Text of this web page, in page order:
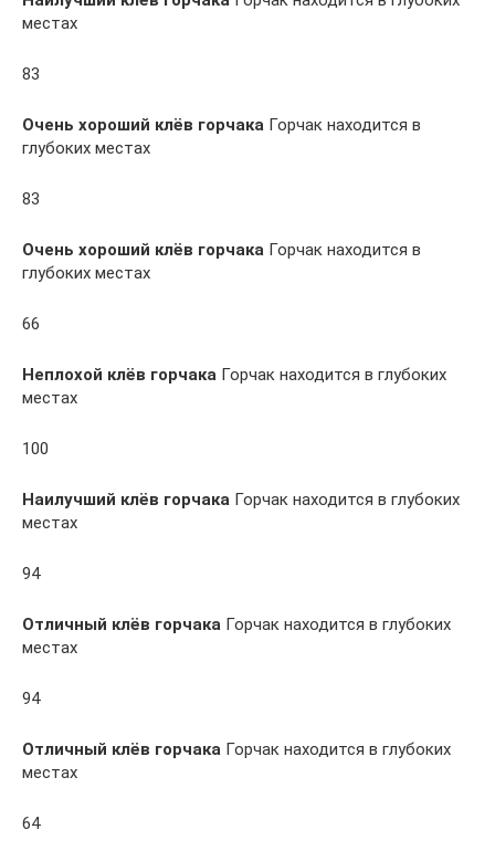
местах
83
Очень хороший клёв горчака Горчак находится в
глубоких местах
83
Очень хороший клёв горчака Горчак находится в
глубоких местах
66
Неплохой клёв горчака Горчак находится в глубоких
местах
100
Наилучший клёв горчака Горчак находится в глубоких
местах
94
Отличный клёв горчака Горчак находится в глубоких
местах
94
Отличный клёв горчака Горчак находится в глубоких
местах
64